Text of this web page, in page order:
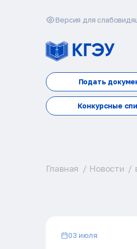
Версия для
Подать
Конкурсные
Главная Новости
03 июля